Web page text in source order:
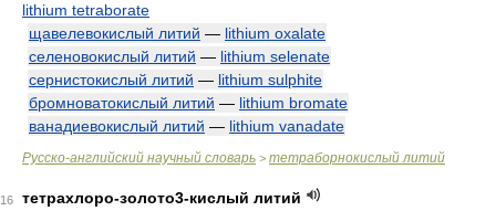
lithium tetraborate
щавелевокислый литий — lithium oxalate
селеновокислый литий — lithium selenate
сернистокислый литий — lithium sulphite
бромноватокислый литий — lithium bromate
ванадиевокислый литий — lithium vanadate
Русско-английский научный словарь > тетраборнокислый литий
16
тетрахлоро-золото3-кислый литий